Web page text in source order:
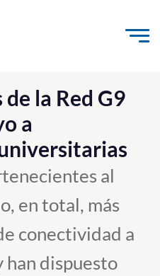
la Red G9
a
al
en total, más
conectividad a
han dispuesto